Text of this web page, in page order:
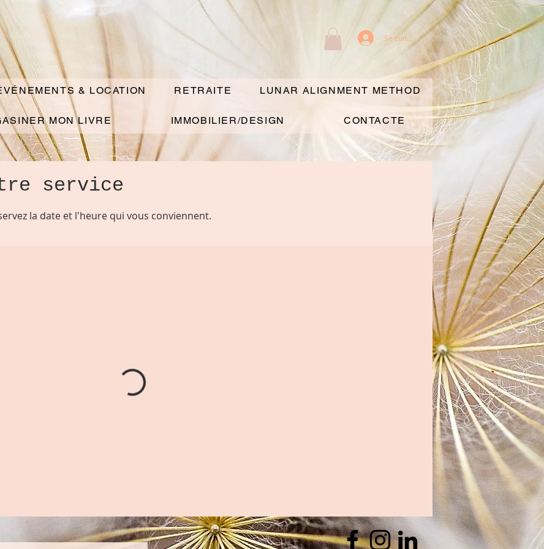
Se connecter
& LOCATION RETRAITE LUNAR ALIGNMENT METHOD
MON LIVRE IMMOBILIER/DESIGN CONTACTE
service
la date et l'heure qui vous conviennent.